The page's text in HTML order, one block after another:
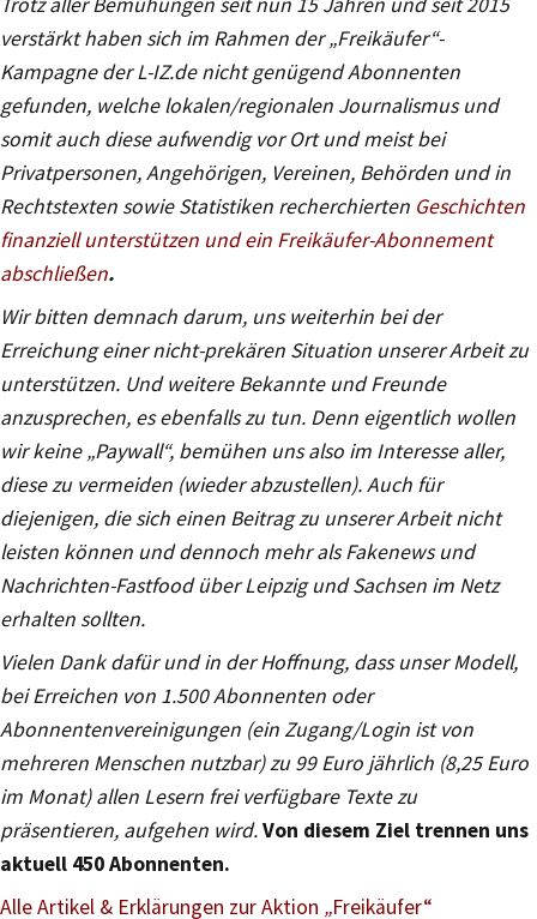
verstärkt haben sich im Rahmen der „Freikäufer“-
Kampagne der L-IZ.de nicht genügend Abonnenten
gefunden, welche lokalen/regionalen Journalismus und
somit auch diese aufwendig vor Ort und meist bei
Privatpersonen, Angehörigen, Vereinen, Behörden und in
Rechtstexten sowie Statistiken recherchierten Geschichten
finanziell unterstützen und ein Freikäufer-Abonnement
abschließen.
Wir bitten demnach darum, uns weiterhin bei der
Erreichung einer nicht-prekären Situation unserer Arbeit zu
unterstützen. Und weitere Bekannte und Freunde
anzusprechen, es ebenfalls zu tun. Denn eigentlich wollen
wir keine „Paywall“, bemühen uns also im Interesse aller,
diese zu vermeiden (wieder abzustellen). Auch für
diejenigen, die sich einen Beitrag zu unserer Arbeit nicht
leisten können und dennoch mehr als Fakenews und
Nachrichten-Fastfood über Leipzig und Sachsen im Netz
erhalten sollten.
Vielen Dank dafür und in der Hoffnung, dass unser Modell,
bei Erreichen von 1.500 Abonnenten oder
Abonnentenvereinigungen (ein Zugang/Login ist von
mehreren Menschen nutzbar) zu 99 Euro jährlich (8,25 Euro
im Monat) allen Lesern frei verfügbare Texte zu
präsentieren, aufgehen wird.Von diesem Ziel trennen uns
aktuell 450 Abonnenten.
Alle Artikel & Erklärungen zur Aktion „Freikäufer“